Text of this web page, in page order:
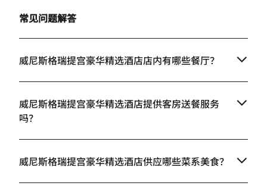
常见问题解答
威尼斯格瑞提宫豪华精选酒店店内有哪些餐厅？
威尼斯格瑞提宫豪华精选酒店提供客房送餐服务
吗？
威尼斯格瑞提宫豪华精选酒店供应哪些菜系美食？